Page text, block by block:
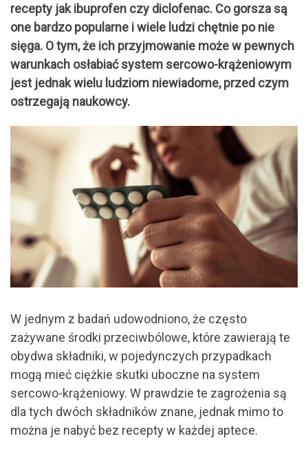
recepty jak ibuprofen czy diclofenac. Co gorsza są
one bardzo popularne i wiele ludzi chętnie po nie
sięga. O tym, że ich przyjmowanie może w pewnych
warunkach osłabiać system sercowo-krążeniowym
jest jednak wielu ludziom niewiadome, przed czym
ostrzegają naukowcy.
W jednym z badań udowodniono, że często
zażywane środki przeciwbólowe, które zawierają te
obydwa składniki, w pojedynczych przypadkach
mogą mieć ciężkie skutki uboczne na system
sercowo-krążeniowy. W prawdzie te zagrożenia są
dla tych dwóch składników znane, jednak mimo to
można je nabyć bez recepty w każdej aptece.